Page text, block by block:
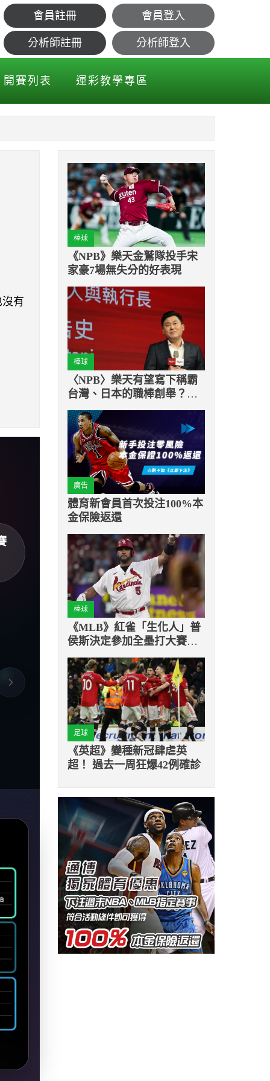
復出？
會員註冊 會員登入
分析師註冊 分析師登入
開賽列表 運彩教學專區
有
棒球
《NPB》樂天金鷲隊投手宋
家豪7場無失分的好表現
棒球
〈NPB〉樂天有望寫下稱霸
台灣、日本的職棒創舉？目
前兩隊勝率均傲視聯盟
廣告
體育新會員首次投注100%本
金保險返還
棒球
《MLB》紅雀「生化人」普
侯斯決定參加全壘打大賽
讓自己與球迷留下美好回憶
足球
《英超》變種新冠肆虐英
超！ 過去一周狂爆42例確診